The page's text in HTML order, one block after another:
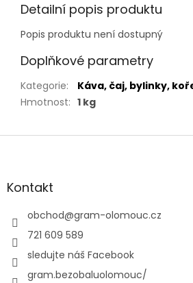
Detailní popis produktu
Popis produktu není dostupný
Doplňkové parametry
Kategorie:
Káva, čaj, bylinky,
Hmotnost: 1 kg
Z
aKontakt
obchod@gram-olomouc.cz
721 609 589
sledujte náš Facebook
gram.bezobaluolomouc/